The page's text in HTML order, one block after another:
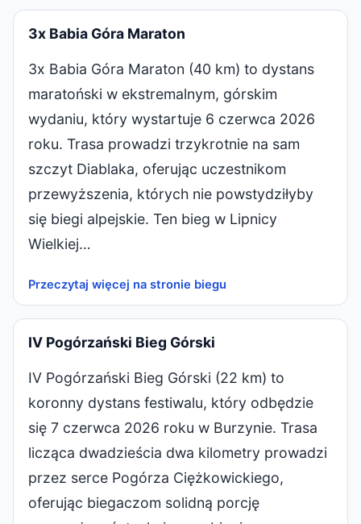
3x Babia Góra Maraton
3x Babia Góra Maraton (40 km) to dystans
maratoński w ekstremalnym, górskim
wydaniu, który wystartuje 6 czerwca 2026
roku. Trasa prowadzi trzykrotnie na sam
szczyt Diablaka, oferując uczestnikom
przewyższenia, których nie powstydziłyby
się biegi alpejskie. Ten bieg w Lipnicy
Wielkiej…
Przeczytaj więcej na stronie biegu
IV Pogórzański Bieg Górski
IV Pogórzański Bieg Górski (22 km) to
koronny dystans festiwalu, który odbędzie
się 7 czerwca 2026 roku w Burzynie. Trasa
licząca dwadzieścia dwa kilometry prowadzi
przez serce Pogórza Ciężkowickiego,
oferując biegaczom solidną porcję